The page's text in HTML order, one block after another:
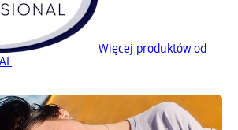
Więcej produktów od